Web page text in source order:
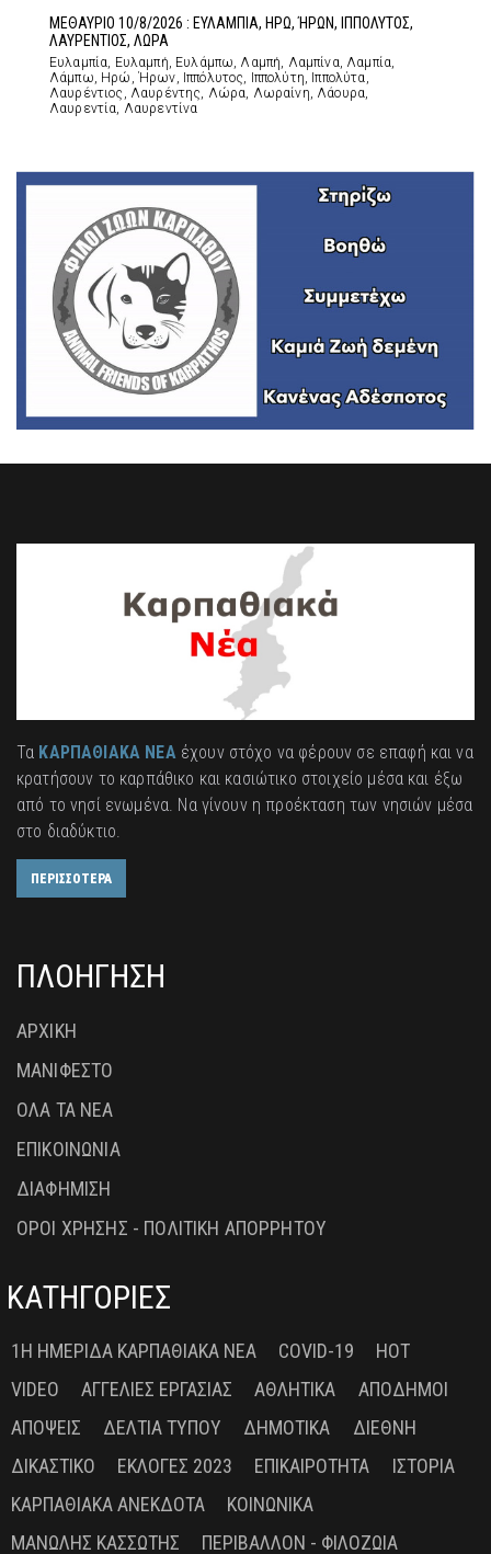
ΜΕΘΑΥΡΙΟ 10/8/2026 : ΕΥΛΑΜΠΙΑ, ΗΡΩ, ΉΡΩΝ, ΙΠΠΟΛΥΤΟΣ,
ΛΑΥΡΕΝΤΙΟΣ, ΛΩΡΑ
Ευλαμπία, Ευλαμπή, Ευλάμπω, Λαμπή, Λαμπίνα, Λαμπία,
Λάμπω, Ηρώ, Ήρων, Ιππόλυτος, Ιππολύτη, Ιππολύτα,
Λαυρέντιος, Λαυρέντης, Λώρα, Λωραίνη, Λάουρα,
Λαυρεντία, Λαυρεντίνα
Τα ΚΑΡΠΑΘΙΑΚΑ ΝΕΑέχουν στόχο να φέρουν σε επαφή και να
κρατήσουν το καρπάθικο και κασιώτικο στοιχείο μέσα και έξω
από το νησί ενωμένα. Να γίνουν η προέκταση των νησιών μέσα
στο διαδύκτιο.
ΠΕΡΙΣΣΟΤΕΡΑ
ΠΛΟΗΓΗΣΗ
ΑΡΧΙΚΗ
ΜΑΝΙΦΕΣΤΟ
ΟΛΑ ΤΑ ΝΕΑ
ΕΠΙΚΟΙΝΩΝΙΑ
ΔΙΑΦΗΜΙΣΗ
ΟΡΟΙ ΧΡΗΣΗΣ - ΠΟΛΙΤΙΚΗ ΑΠΟΡΡΗΤΟΥ
ΚΑΤΗΓΟΡΙΕΣ
1Η ΗΜΕΡΊΔΑ ΚΑΡΠΑΘΙΑΚΆ ΝΈΑ COVID-19
HOT
VIDEO
ΑΓΓΕΛΊΕΣ ΕΡΓΑΣΊΑΣ ΑΘΛΗΤΙΚΆ
ΑΠΌΔΗΜΟΙ
ΑΠΌΨΕΙΣ
ΔΕΛΤΊΑ ΤΎΠΟΥ ΔΗΜΟΤΙΚΆ
ΔΙΕΘΝΉ
ΔΙΚΑΣΤΙΚΌ
ΕΚΛΟΓΈΣ 2023 ΕΠΙΚΑΙΡΌΤΗΤΑ
ΙΣΤΟΡΊΑ
ΚΑΡΠΑΘΙΑΚΆ ΑΝΈΚΔΟΤΑ
ΚΟΙΝΩΝΙΚΆ
ΜΑΝΏΛΗΣ ΚΑΣΣΏΤΗΣ
ΠΕΡΙΒΆΛΛΟΝ - ΦΙΛΟΖΩΊΑ